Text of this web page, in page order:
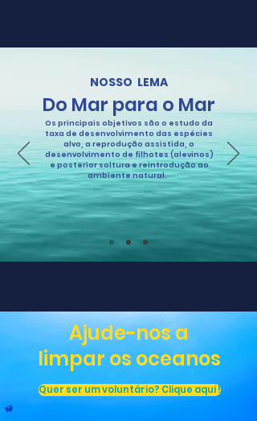
NOSSO LEMA
Do Mar para o Mar
Os principais objetivos são o estudo da
taxa de desenvolvimento das espécies
alvo, a reprodução assistida, o
desenvolvimento de filhotes (alevinos)
e posterior soltura e reintrodução ao
ambiente natural.
Ajude-nos a
limpar os oceanos
Quer ser um voluntário? Clique aqui !